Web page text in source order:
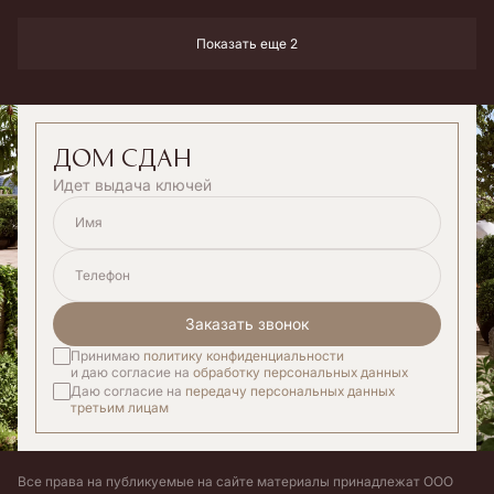
Показать еще 2
дом сдан
Идет выдача ключей
Имя
Телефон
Заказать звонок
Принимаю политику конфиденциальности
и даю согласие на обработку персональных данных
Даю согласие на передачу персональных данных
третьим лицам
Все права на публикуемые на сайте материалы принадлежат ООО